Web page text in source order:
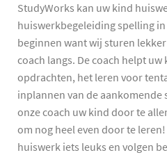
StudyWorks kan uw kind
huiswerkbegeleiding spelling
beginnen want wij sturen
coach langs. De coach helpt
opdrachten, het leren voor
inplannen van de
onze coach uw kind door te
om nog heel even door te
huiswerk iets leuks en volgen